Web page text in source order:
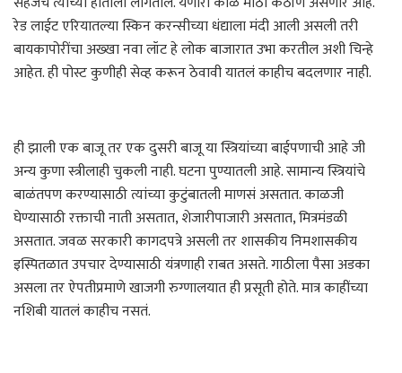
रेड लाईट एरियातल्या स्किन करन्सीच्या धंद्याला मंदी आली असली तरी
बायकापोरींचा अख्खा नवा लॉट हे लोक बाजारात उभा करतील अशी चिन्हे
आहेत. ही पोस्ट कुणीही सेव्ह करून ठेवावी यातलं काहीच बदलणार नाही.
ही झाली एक बाजू तर एक दुसरी बाजू या स्त्रियांच्या बाईपणाची आहे जी
अन्य कुणा स्त्रीलाही चुकली नाही. घटना पुण्यातली आहे. सामान्य स्त्रियांचे
बाळंतपण करण्यासाठी त्यांच्या कुटुंबातली माणसं असतात. काळजी
घेण्यासाठी रक्ताची नाती असतात, शेजारीपाजारी असतात, मित्रमंडळी
असतात. जवळ सरकारी कागदपत्रे असली तर शासकीय निमशासकीय
इस्पितळात उपचार देण्यासाठी यंत्रणाही राबत असते. गाठीला पैसा अडका
असला तर ऐपतीप्रमाणे खाजगी रुग्णालयात ही प्रसूती होते. मात्र काहींच्या
नशिबी यातलं काहीच नसतं.